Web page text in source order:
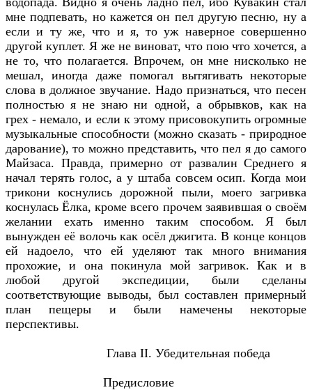
Глава II. Убедительная победа
Предисловие